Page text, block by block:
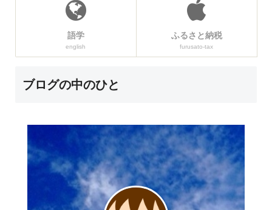
語学
english
ふるさと納税
furusato-tax
ブログの中のひと